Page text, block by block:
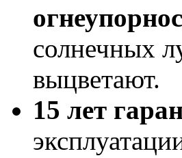
солнечных
выцветают.
15 лет